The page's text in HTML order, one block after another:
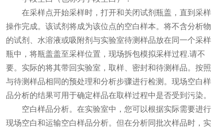
在采样点开始采样时，打开和关闭试剂瓶盖，直到采样
操作完成。该试剂将成为该位点的空白样本。将不含分析物
的试剂、水溶液或吸附剂与实验室待测样品放在同一个采样
瓶中，将瓶盖盖至采样位置，现场拆包模拟采样过程.请不
要。实际的将其带回实验室，取样、密封和待测样品。按照
与待测样品相同的预处理和分析步骤进行检测。现场空白样
品分析的结果可用于确定样品在取样过程中是否受到污染。
空白样品分析。在实验室中，您可以根据实际需要进行
现场空白和运输空白样品分析。但在分析同批次样品时，实